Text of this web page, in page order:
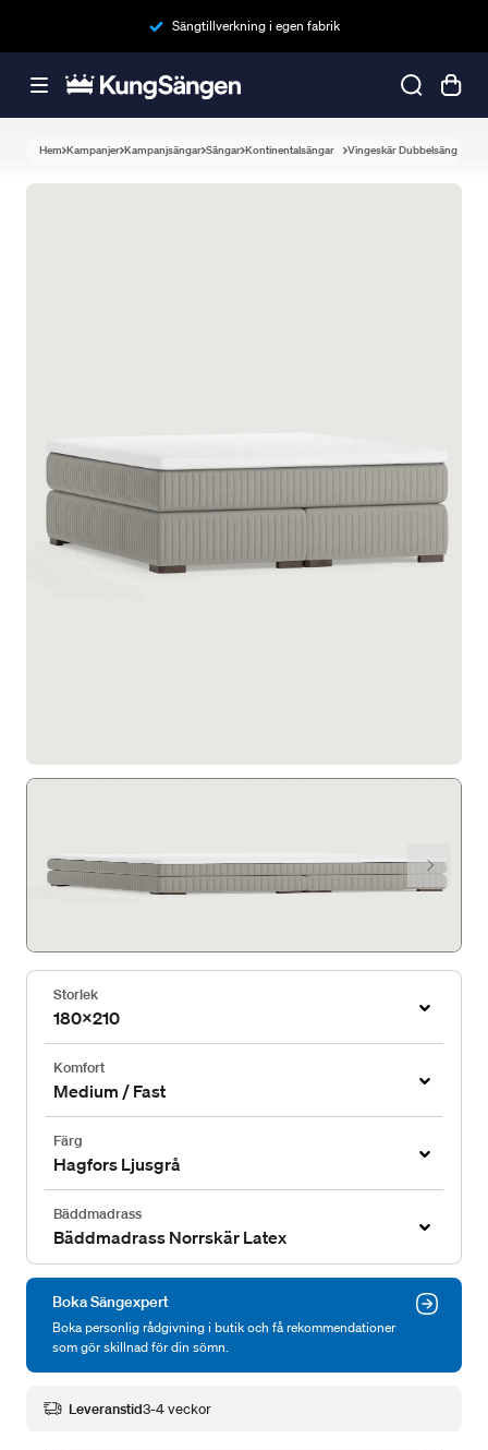
Sängtillverkning i egen fabrik
Hem Kampanjer Kampanjsängar Sängar Kontinentalsängar Vingeskär Dubbelsäng
Storlek
180x210
Komfort
Medium / Fast
Färg
Hagfors Ljusgrå
Bäddmadrass
Bäddmadrass Norrskär Latex
Boka Sängexpert
Boka personlig rådgivning i butik och få rekommendationer
som gör skillnad för din sömn.
Leveranstid3-4 veckor